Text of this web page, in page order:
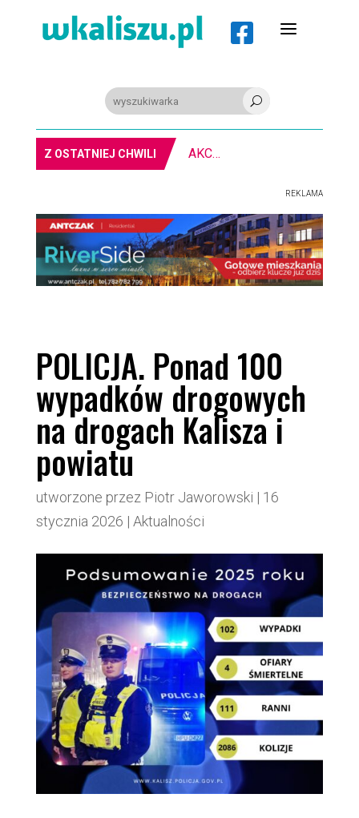
 a
U
Z OSTATNIEJ CHWILI
REKLAMA
POLICJA. Ponad 100
wypadków drogowych
na drogach Kalisza i
powiatu
utworzone przez Piotr Jaworowski | 16
stycznia 2026 | Aktualności